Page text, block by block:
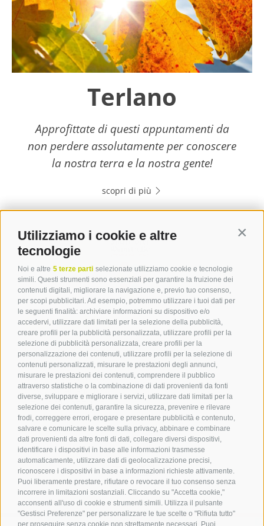
Utilizziamo i cookie e altre
tecnologie
Noi e altre 5 terze parti selezionate utilizziamo cookie e tecnologie
simili. Questi strumenti sono essenziali per garantire la fruizione dei
contenuti digitali, migliorare la navigazione e, previo tuo consenso,
per scopi pubblicitari. Ad esempio, potremmo utilizzare i tuoi dati per
le seguenti finalità: archiviare informazioni su dispositivo e/o
accedervi, utilizzare dati limitati per la selezione della pubblicità,
creare profili per la pubblicità personalizzata, utilizzare profili per la
selezione di pubblicità personalizzata, creare profili per la
personalizzazione dei contenuti, utilizzare profili per la selezione di
contenuti personalizzati, misurare le prestazioni degli annunci,
misurare le prestazioni dei contenuti, comprendere il pubblico
attraverso statistiche o la combinazione di dati provenienti da fonti
diverse, sviluppare e migliorare i servizi, utilizzare dati limitati per la
selezione dei contenuti, garantire la sicurezza, prevenire e rilevare
frodi, correggere errori, erogare e presentare pubblicità e contenuto,
salvare e comunicare le scelte sulla privacy, abbinare e combinare
dati provenienti da altre fonti di dati, collegare diversi dispositivi,
identificare i dispositivi in base alle informazioni trasmesse
automaticamente, utilizzare dati di geolocalizzazione precisi,
riconoscere i dispositivi in base a informazioni richieste attivamente.
Puoi liberamente prestare, rifiutare o revocare il tuo consenso senza
incorrere in limitazioni sostanziali. Cliccando su "Accetta cookie,"
acconsenti all'uso di cookie e strumenti simili. Utilizza il pulsante
"Gestisci Preferenze" per personalizzare le tue scelte o "Rifiuta tutto"
per proseguire senza cookie non strettamente necessari. Puoi
Terlano
Approfittate di questi appuntamenti da
non perdere assolutamente per conoscere
la nostra terra e la nostra gente!
scopri di più
Contatto
Associazione Turistica
Terlano
P.zza Dott. Weiser 2
39018 Terlano BZ
Tel. 0471 257 165
info@terlan.info